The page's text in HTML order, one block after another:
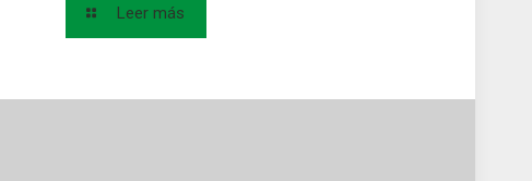
Leer más